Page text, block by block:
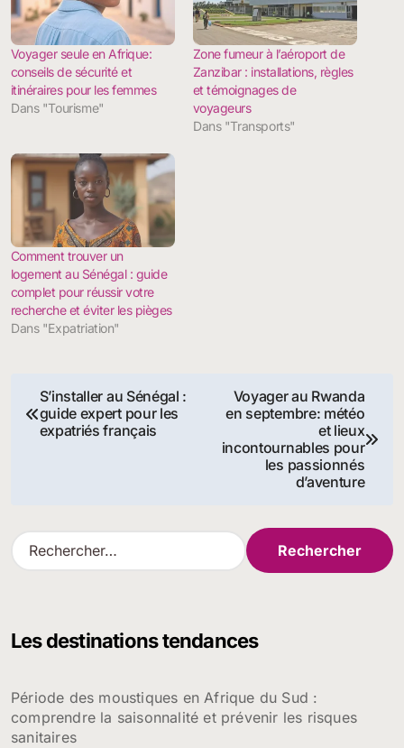
Voyager seule en Afrique:
conseils de sécurité et
itinéraires pour les femmes
Dans "Tourisme"
Zone fumeur à l’aéroport de
Zanzibar : installations, règles
et témoignages de
voyageurs
Dans "Transports"
Comment trouver un
logement au Sénégal : guide
complet pour réussir votre
recherche et éviter les pièges
Dans "Expatriation"
Navigation
de
S’installer au Sénégal :
guide expert pour les
expatriés français
Voyager au Rwanda
en septembre: météo
et lieux
incontournables pour
les passionnés
d’aventure
R
e
r
e
r
Les destinations tendances
Période des moustiques en Afrique du Sud :
comprendre la saisonnalité et prévenir les risques
sanitaires